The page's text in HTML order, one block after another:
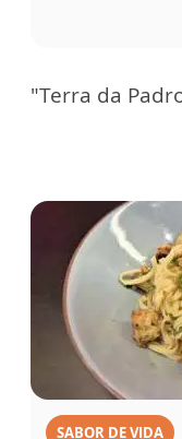
"Terra da
SABOR DE VIDA